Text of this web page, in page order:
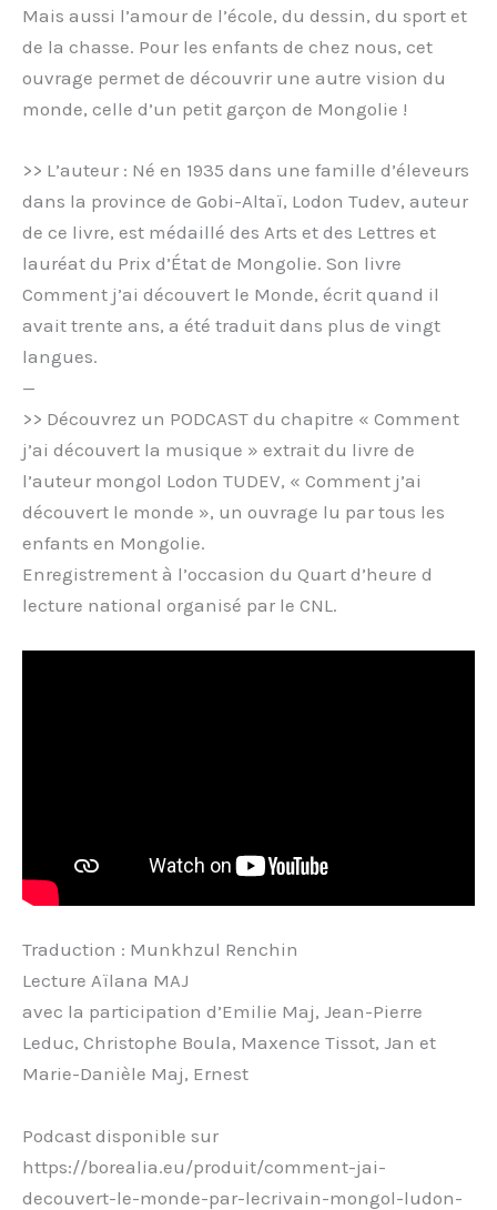
Mais aussi l’amour de l’école, du dessin, du sport et
de la chasse. Pour les enfants de chez nous, cet
ouvrage permet de découvrir une autre vision du
monde, celle d’un petit garçon de Mongolie !
>> L’auteur : Né en 1935 dans une famille d’éleveurs
dans la province de Gobi-Altaï, Lodon Tudev, auteur
de ce livre, est médaillé des Arts et des Lettres et
lauréat du Prix d’État de Mongolie. Son livre
Comment j’ai découvert le Monde, écrit quand il
avait trente ans, a été traduit dans plus de vingt
langues.
—
>> Découvrez un PODCAST du chapitre « Comment
j’ai découvert la musique » extrait du livre de
l’auteur mongol Lodon TUDEV, « Comment j’ai
découvert le monde », un ouvrage lu par tous les
enfants en Mongolie.
Enregistrement à l’occasion du Quart d’heure d
lecture national organisé par le CNL.
Traduction : Munkhzul Renchin
Lecture Aïlana MAJ
avec la participation d’Emilie Maj, Jean-Pierre
Leduc, Christophe Boula, Maxence Tissot, Jan et
Marie-Danièle Maj, Ernest
Podcast disponible sur
https://borealia.eu/produit/comment-jai-
decouvert-le-monde-par-lecrivain-mongol-ludon-